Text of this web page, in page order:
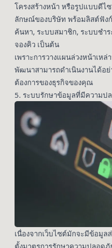
โครงสร้างหน้า หรือรูปแบบดีไ
ลักษณ์ของบริษัท พร้อมลิสต์ฟัง
ค้นหา, ระบบสมาชิก, ระบบชำ
จองคิว เป็นต้น
เพราะการวางแผนล่วงหน้าเห
พัฒนาสามารถดำเนินงานได้อ
ต้องการของธุรกิจของคุณ
5. ระบบรักษาข้อมูลที่มีความป
เนื่องจากเว็บไซต์มักจะมีข้อมู
ตั้งมาตรการรักษาความปลอดภั